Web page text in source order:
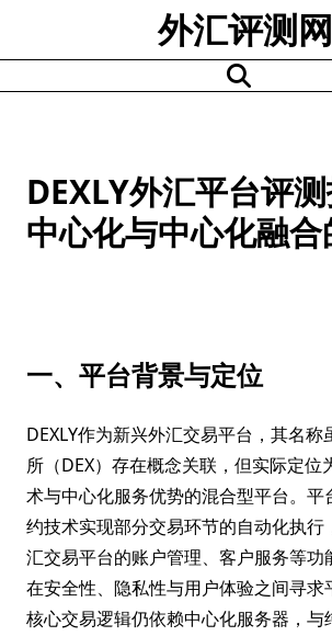
content
外汇评测网
DEXLY外汇平台评
中心化与中心化融
一、平台背景与定位
DEXLY作为新兴外汇交易平台，其名称
所（DEX）存在概念关联，但实际定位
术与中心化服务优势的混合型平台。平
约技术实现部分交易环节的自动化执行
汇交易平台的账户管理、客户服务等功
在安全性、隐私性与用户体验之间寻求
核心交易逻辑仍依赖中心化服务器，与